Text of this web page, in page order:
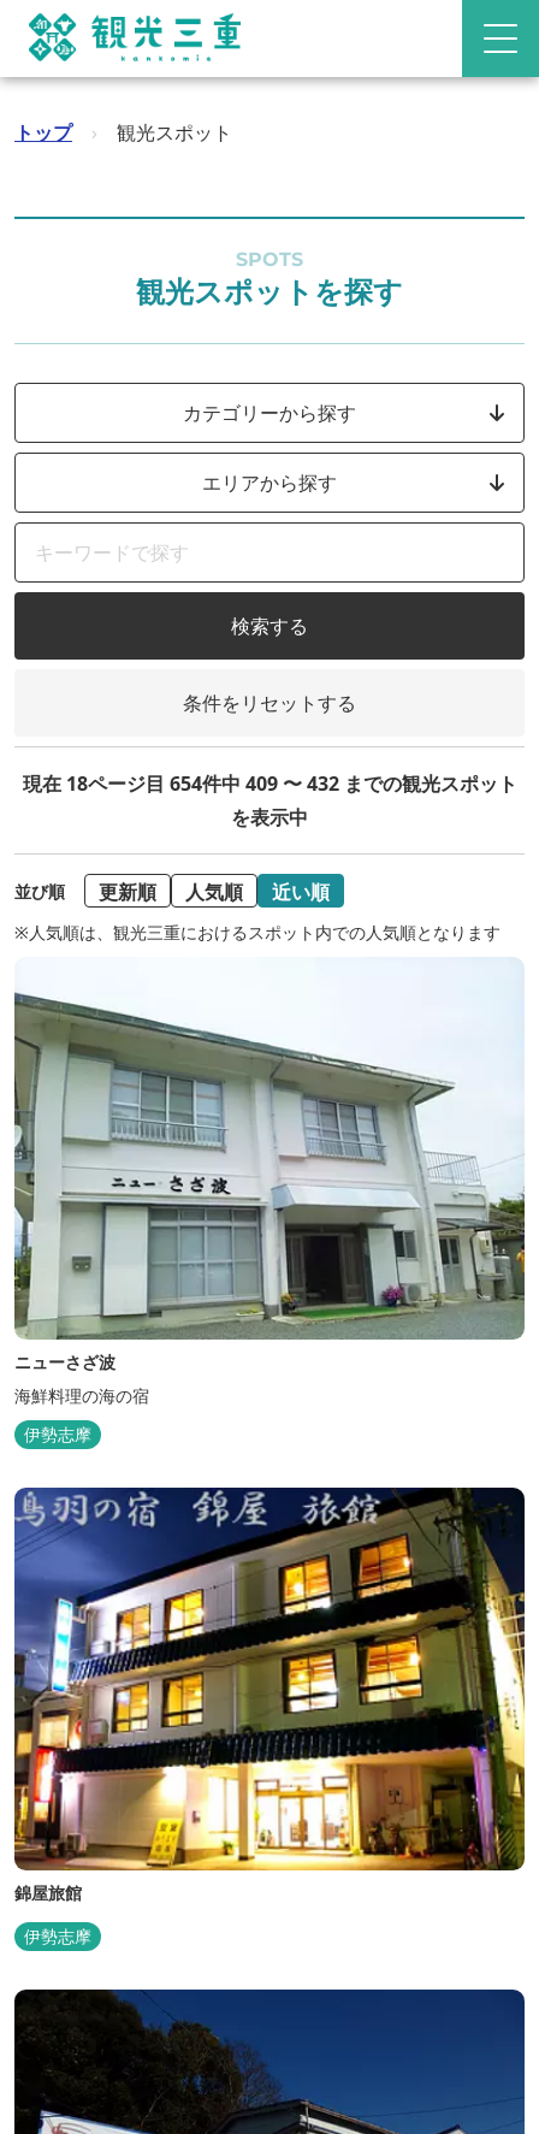
トップ › 観光スポット
SPOTS
観光スポットを探す
カテゴリーから探す
エリアから探す
検索する
条件をリセットする
現在 18ページ目 654件中 409 〜 432 までの観光スポット
を表示中
並び順 更新順 人気順 近い順
※人気順は、観光三重におけるスポット内での人気順となります
ニューさざ波
海鮮料理の海の宿
伊勢志摩
錦屋旅館
伊勢志摩